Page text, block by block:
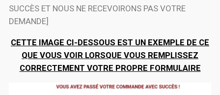
SUCCÈS ET NOUS NE RECEVOIRONS PAS VOTRE
DEMANDE]
CETTE IMAGE CI-DESSOUS EST UN EXEMPLE DE CE
QUE VOUS VOIR LORSQUE VOUS REMPLISSEZ
CORRECTEMENT VOTRE PROPRE FORMULAIRE